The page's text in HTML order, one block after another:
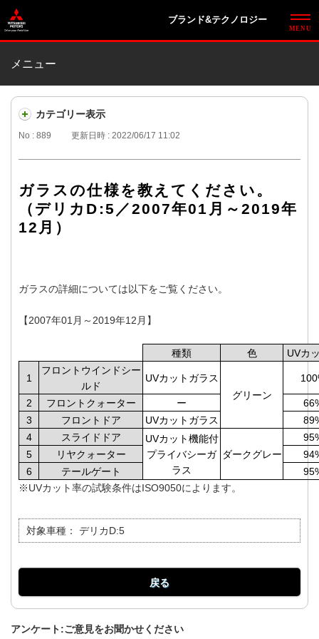
ブランド&テクノロジー
メニュー
カテゴリー表示
No : 889 更新日時 : 2022/06/17 11:02
ガラスの仕様を教えてください。
（デリカD:5／2007年01月～2019年
12月）
ガラスの詳細については以下をご覧ください。
【2007年01月～2019年12月】
種類 色 UVカ
1
フロントウインドシー
ルド
UVカットガラス
グリーン
2 フロントクォーター ー
3
フロントドア UVカットガラス
4
スライドドア
UVカット機能付
プライバシーガ
ラス
ダークグレー
5
リヤクォーター
6
テールゲート
※UVカット率の試験条件はISO9050によります。
対象車種： デリカD:5
戻る
アンケート:ご意見をお聞かせください